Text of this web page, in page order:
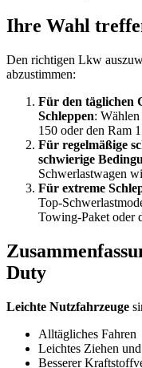
Ihre Wahl
Den richtigen Lkw
abzustimmen:
Für den täglichen
Schleppen:
150 oder den Ram
Für regelmäßige
schwierige
Schwerlastwagen
Für extreme
Top-
Towing-Paket oder
Duty
Leichte Nutzfahrzeuge
Alltägliches Fahren
Leichtes Ziehen
Besserer